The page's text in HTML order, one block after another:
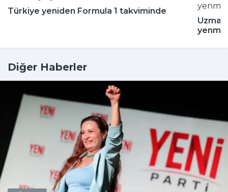
Türkiye yeniden Formula 1 takviminde
Diğer Haberler